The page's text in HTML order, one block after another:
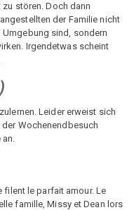
stören. Doch dann
der Familie nicht
sind, sondern
Irgendetwas scheint
Leider erweist sich
Wochenendbesuch
an.
filent le parfait amour. Le
famille, Missy et Dean lors